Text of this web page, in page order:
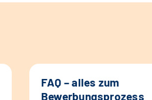
FAQ – alles zum
Bewerbungsprozess